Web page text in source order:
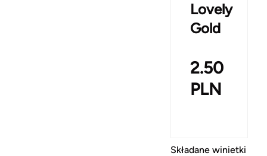
Lovely
Gold
2.50
PLN
Składane winietki